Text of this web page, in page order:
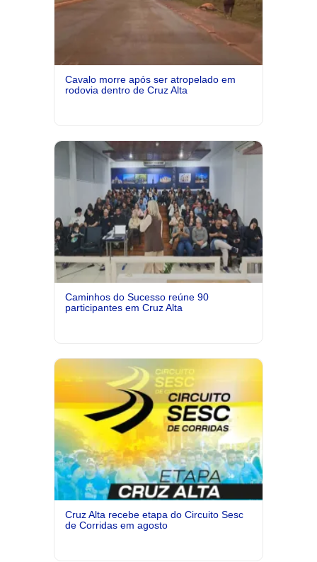
Cavalo morre após ser atropelado em
rodovia dentro de Cruz Alta
Caminhos do Sucesso reúne 90
participantes em Cruz Alta
Cruz Alta recebe etapa do Circuito Sesc
de Corridas em agosto